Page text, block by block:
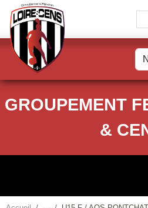
GROUPEMENT
&
Panneau de gestion des cookies